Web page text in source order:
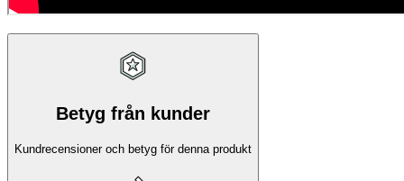
Betyg från kunder
Kundrecensioner och betyg för denna produkt